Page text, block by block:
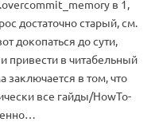
в 1,
достаточно старый, см.
докопаться до сути,
привести в читабельный
заключается в том, что
все гайды/HowTo-